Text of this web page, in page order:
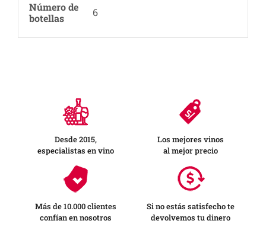
Número de
botellas
6
Desde 2015,
especialistas en vino
Los mejores vinos
al mejor precio
Más de 10.000 clientes
confían en nosotros
Si no estás satisfecho te
devolvemos tu dinero